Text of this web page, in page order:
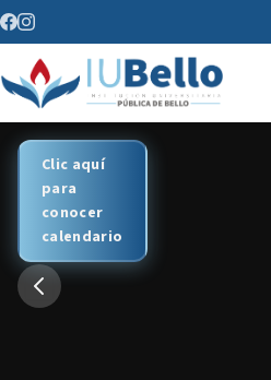
Saltar al contenido
Más
información
del proceso
aquí
Clic aquí
para
conocer
calendario